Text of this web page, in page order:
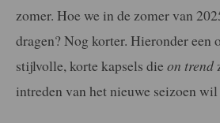
zomer. Hoe we in de zomer van
dragen? Nog korter. Hieronder een
stijlvolle, korte kapsels die on trend
intreden van het nieuwe seizoen wil